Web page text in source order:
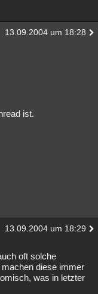
13.09.2004 um 18:28
ist.
13.09.2004 um 18:29
oft solche
diese immer
was in letzter